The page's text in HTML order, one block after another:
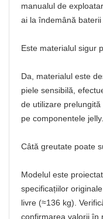
manualul de
ai la îndemână
Este materialul sigur
Da, materialul este
piele sensibilă,
de utilizare
pe componentele jelly.
Câtă greutate poate
Modelul este
specificațiilor
livre (≈136 kg).
confirmarea valorii în